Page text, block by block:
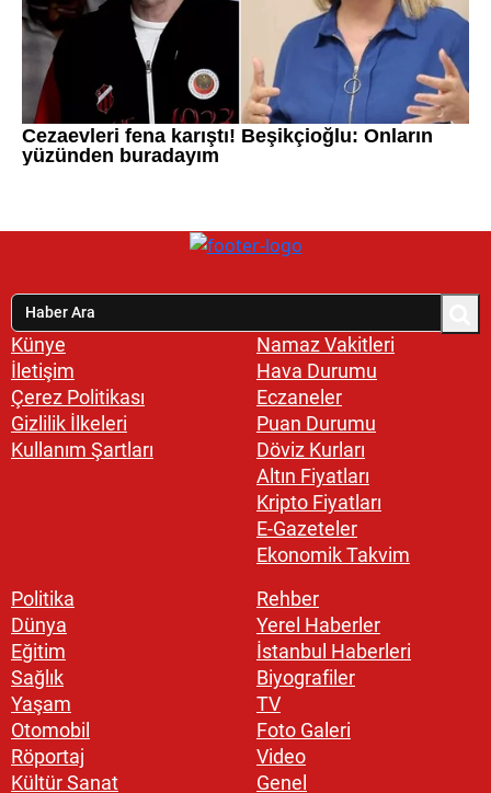
Künye
İletişim
Çerez Politikası
Gizlilik İlkeleri
Kullanım Şartları
Namaz Vakitleri
Hava Durumu
Eczaneler
Puan Durumu
Döviz Kurları
Altın Fiyatları
Kripto Fiyatları
E-Gazeteler
Ekonomik Takvim
Politika
Dünya
Eğitim
Sağlık
Yaşam
Otomobil
Röportaj
Kültür Sanat
Rehber
Yerel Haberler
İstanbul Haberleri
Biyografiler
TV
Foto Galeri
Video
Genel